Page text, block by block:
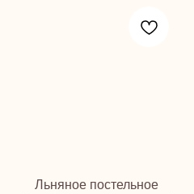
Льняное постельное